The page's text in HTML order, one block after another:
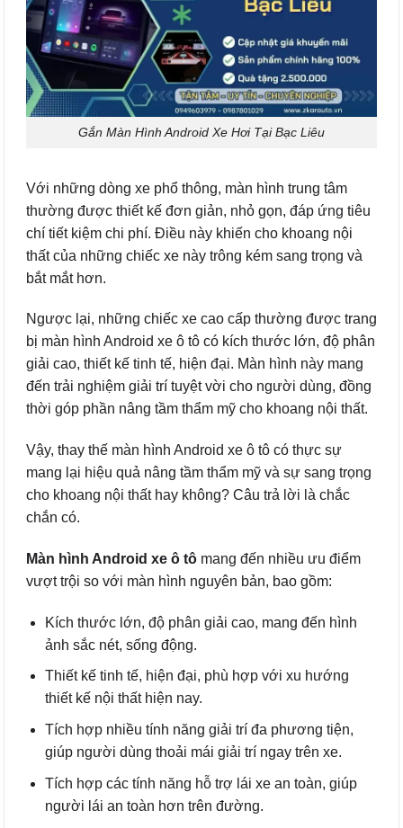
Gắn Màn Hình Android Xe Hơi Tại Bạc Liêu
Với những dòng xe phổ thông, màn hình trung tâm
thường được thiết kế đơn giản, nhỏ gọn, đáp ứng tiêu
chí tiết kiệm chi phí. Điều này khiến cho khoang nội
thất của những chiếc xe này trông kém sang trọng và
bắt mắt hơn.
Ngược lại, những chiếc xe cao cấp thường được trang
bị màn hình Android xe ô tô có kích thước lớn, độ phân
giải cao, thiết kế tinh tế, hiện đại. Màn hình này mang
đến trải nghiệm giải trí tuyệt vời cho người dùng, đồng
thời góp phần nâng tầm thẩm mỹ cho khoang nội thất.
Vậy, thay thế màn hình Android xe ô tô có thực sự
mang lại hiệu quả nâng tầm thẩm mỹ và sự sang trọng
cho khoang nội thất hay không? Câu trả lời là chắc
chắn có.
Màn hình Android xe ô tô mang đến nhiều ưu điểm
vượt trội so với màn hình nguyên bản, bao gồm:
Kích thước lớn, độ phân giải cao, mang đến hình
ảnh sắc nét, sống động.
Thiết kế tinh tế, hiện đại, phù hợp với xu hướng
thiết kế nội thất hiện nay.
Tích hợp nhiều tính năng giải trí đa phương tiện,
giúp người dùng thoải mái giải trí ngay trên xe.
Tích hợp các tính năng hỗ trợ lái xe an toàn, giúp
người lái an toàn hơn trên đường.